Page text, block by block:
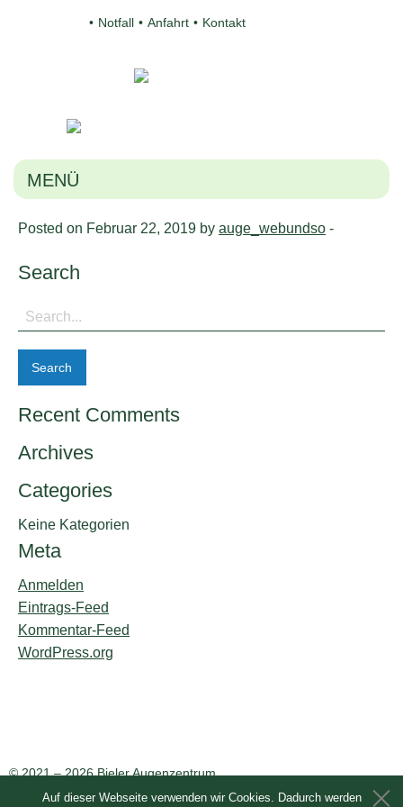
Notfall Anfahrt Kontakt
MENÜ
Posted on Februar 22, 2019 by auge_webundso -
Search
for:
Recent Comments
Archives
Categories
Keine Kategorien
Meta
Anmelden
Eintrags-Feed
Kommentar-Feed
WordPress.org
© 2021 –2026 Bieler Augenzentrum
Unterer Quai 92
Auf dieser Webseite verwenden wir Cookies. Dadurch werden